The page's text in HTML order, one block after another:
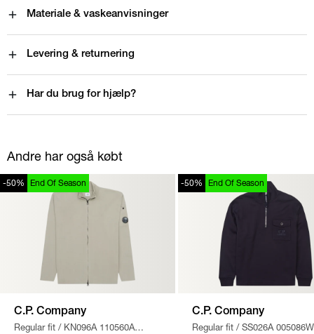
Materiale & vaskeanvisninger
Levering & returnering
Har du brug for hjælp?
Andre har også købt
-50% End Of Season
C.P. Company
Regular fit / KN096A 110560A
-50% End Of Season
C.P. Company
Regular fit / SS026A 005086W